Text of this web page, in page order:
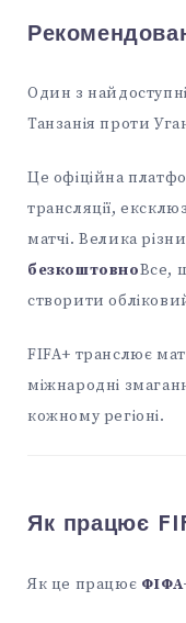
Один з
Танзанія проти
Це офіційна
трансляції,
матчі. Велика
безкоштовноВсе,
створити
FIFA+ транслює
міжнародні
кожному регіоні.
Як працює
Як це працює